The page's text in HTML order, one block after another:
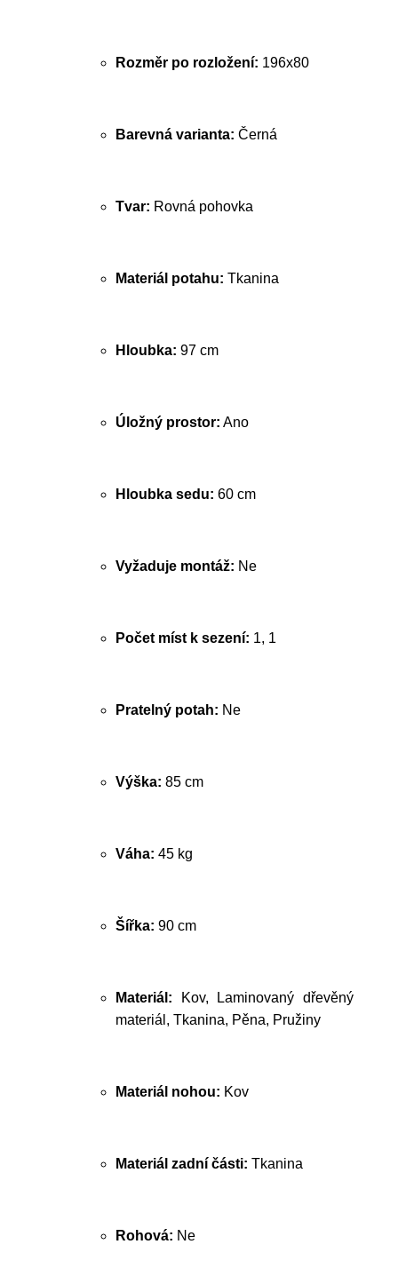
Rozměr po rozložení: 196x80
Barevná varianta: Černá
Tvar: Rovná pohovka
Materiál potahu: Tkanina
Hloubka: 97 cm
Úložný prostor: Ano
Hloubka sedu: 60 cm
Vyžaduje montáž: Ne
Počet míst k sezení: 1, 1
Pratelný potah: Ne
Výška: 85 cm
Váha: 45 kg
Šířka: 90 cm
Materiál: Kov, Laminovaný dřevěný
materiál, Tkanina, Pěna, Pružiny
Materiál nohou: Kov
Materiál zadní části: Tkanina
Rohová: Ne